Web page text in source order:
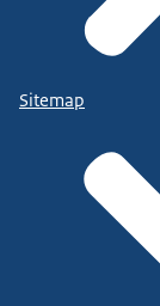
Sitemap